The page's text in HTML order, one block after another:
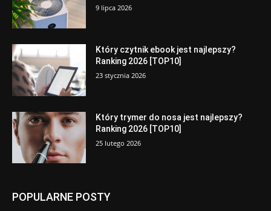
9 lipca 2026
Który czytnik ebook jest najlepszy?
Ranking 2026 [TOP10]
23 stycznia 2026
Który trymer do nosa jest najlepszy?
Ranking 2026 [TOP10]
25 lutego 2026
POPULARNE POSTY